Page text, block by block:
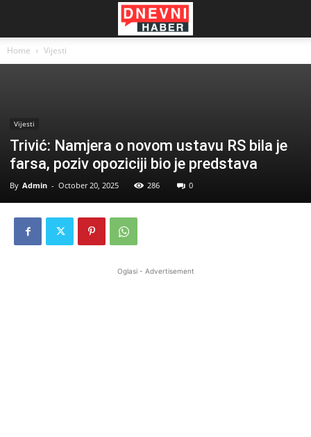
Home Vijesti
Vijesti
Trivić: Namjera o novom ustavu RS bila je
farsa, poziv opoziciji bio je predstava
By Admin - October 20, 2025 286 0
Oglasi - Advertisement